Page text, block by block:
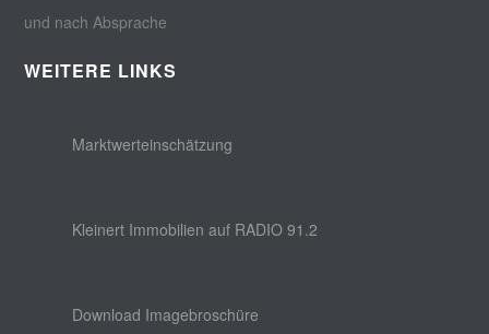
und nach Absprache
WEITERE LINKS
Marktwerteinschätzung
Kleinert Immobilien auf RADIO 91.2
Download Imagebroschüre